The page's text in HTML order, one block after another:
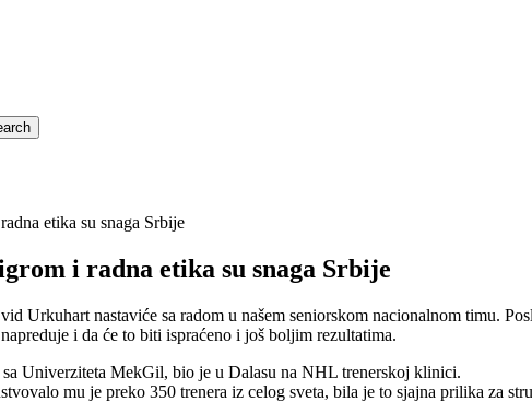
etika su snaga Srbije
i radna etika su snaga Srbije
Urkuhart nastaviće sa radom u našem seniorskom nacionalnom timu.
i da će to biti ispraćeno i još boljim rezultatima.
Univerziteta MekGil, bio je u Dalasu na NHL trenerskoj klinici.
mu je preko 350 trenera iz celog sveta, bila je to sjajna prilika za